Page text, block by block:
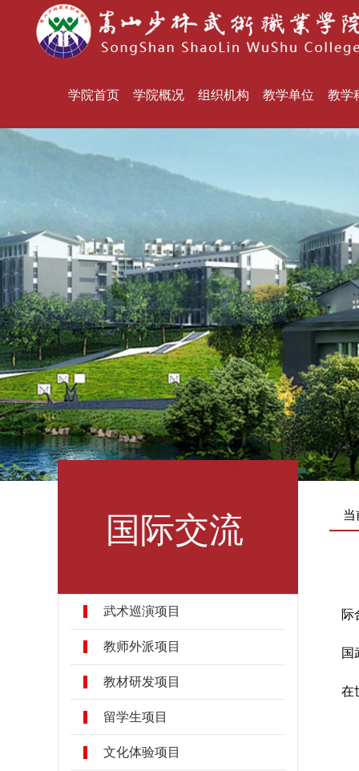
学院首页 学院概况 组织机构 教学单位 教学
国际交流
武术巡演项目
教师外派项目
教材研发项目
留学生项目
文化体验项目
际
国
在